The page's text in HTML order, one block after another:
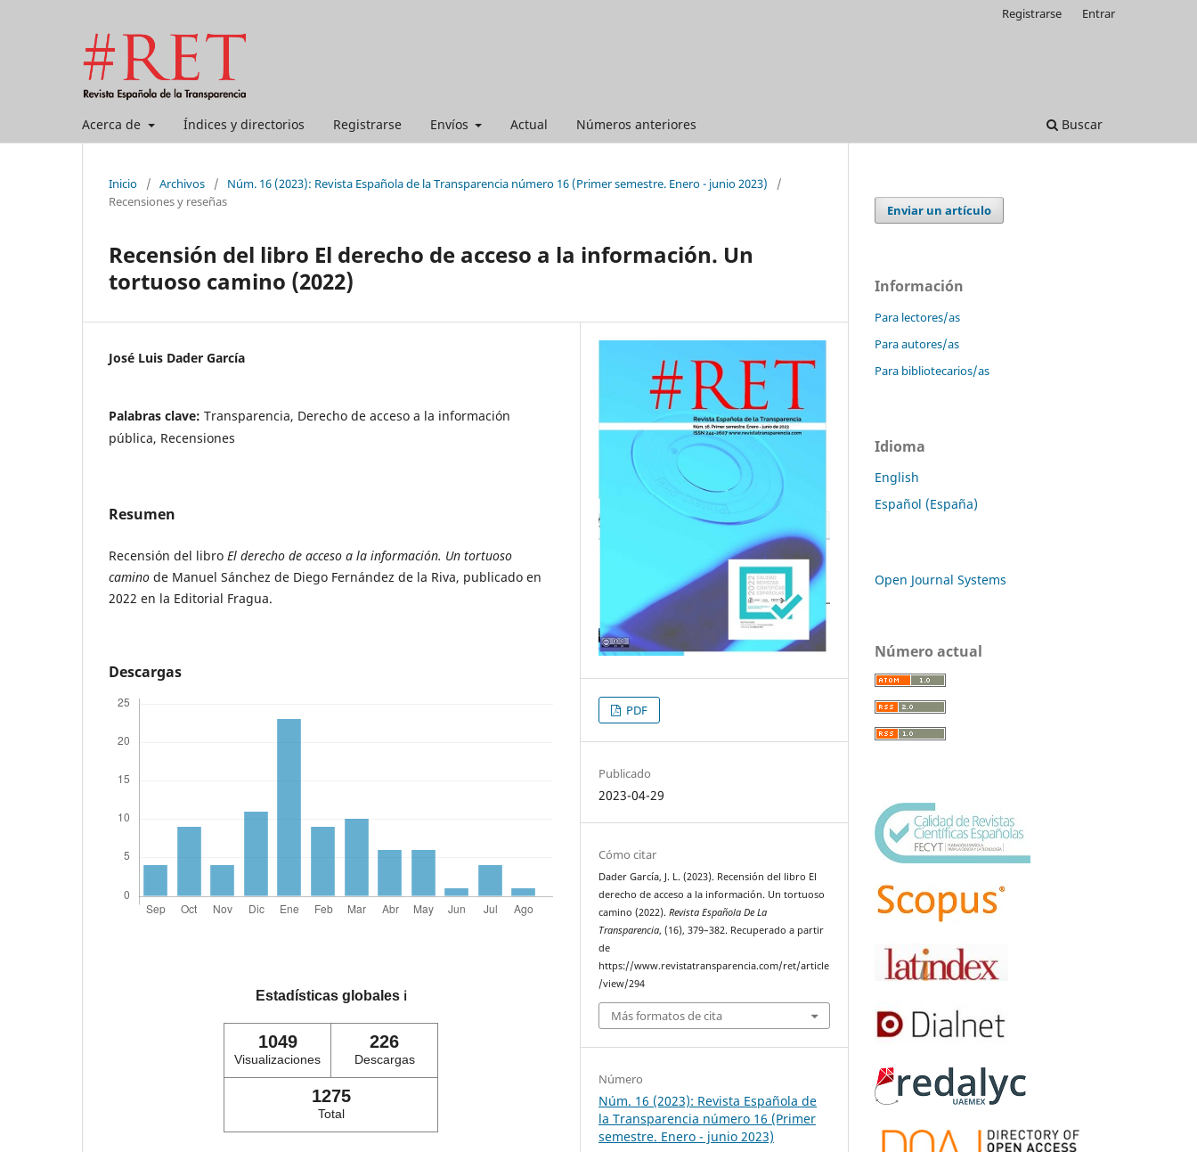
Acerca de Índices y directorios Registrarse Envíos Actual Números anteriores Buscar
Registrarse Entrar
Inicio / Archivos / Núm. 16 (2023): Revista Española de la Transparencia número 16 (Primer semestre. Enero - junio 2023)
/
Recensiones y reseñas
Recensión del libro El derecho de acceso a la información. Un
tortuoso camino (2022)
José Luis Dader García
Palabras clave: Transparencia, Derecho de acceso a la información
pública, Recensiones
Resumen
Recensión del libro El derecho de acceso a la información. Un tortuoso
camino de Manuel Sánchez de Diego Fernández de la Riva, publicado en
2022 en la Editorial Fragua.
Descargas
Estadísticas globales ℹ️
1049
Visualizaciones
226
Descargas
1275
Total
PDF
Publicado
2023-04-29
Cómo citar
Dader García, J. L. (2023). Recensión del libro El
derecho de acceso a la información. Un tortuoso
camino (2022).Revista Española De La
Transparencia, (16), 379–382. Recuperado a partir
de
https://www.revistatransparencia.com/ret/article
/view/294
Más formatos de cita
Número
Núm. 16 (2023): Revista Española de
la Transparencia número 16 (Primer
semestre. Enero - junio 2023)
Enviar un artículo
Información
Para lectores/as
Para autores/as
Para bibliotecarios/as
Idioma
English
Español (España)
Open Journal Systems
Número actual